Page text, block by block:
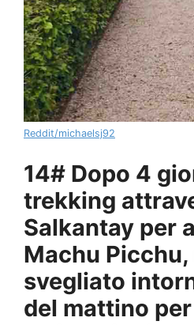
Reddit/michaelsj92
14# Dopo 4
trekking
Salkantay per
Machu
svegliato
del mattino